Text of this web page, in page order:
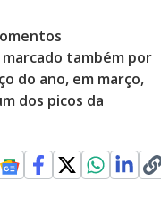
também por
do ano, em março,
dos picos da